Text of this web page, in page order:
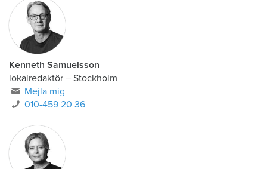
Kenneth Samuelsson
lokalredaktör – Stockholm
Mejla mig
010-459 20 36